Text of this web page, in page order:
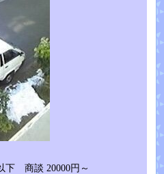
下 商談 20000円～